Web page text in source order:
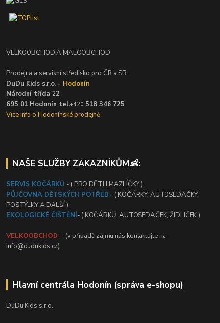
VELKOOBCHOD A MALOOBCHOD
Prodejna a servisní středisko pro ČR a SR:
DuDu Kids s.r.o. - Hodonín
Národní třída 22
695 01 Hodonín tel.+420 518 346 725
Vice info o Hodonínské prodejně
NAŠE SLUŽBY ZÁKAZNÍKŮM👶:
SERVIS KOČÁRKŮ - ( PRO DĚTI I MAZLÍČKY )
PŮJČOVNA DĚTSKÝCH POTŘEB - ( KOČÁRKY, AUTOSEDAČKY,
POSTÝLKY A DALŠÍ )
EKOLOGICKÉ ČIŠTĚNÍ- ( KOČÁRKŮ, AUTOSEDAČEK, ŽIDLIČEK )
VELKOOBCHOD - (v případě zájmu nás kontaktujte na
info@dudukids.cz)
Hlavní centrála Hodonín (správa e-shopu)
DuDu Kids s.r.o.